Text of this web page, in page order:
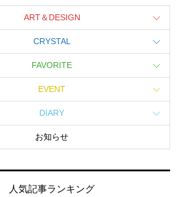
ART＆DESIGN
CRYSTAL
FAVORITE
EVENT
DIARY
お知らせ
人気記事ランキング